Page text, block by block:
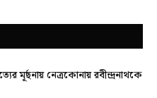
মূর্ছনায় নেত্রকোনায় রবীন্দ্রনাথকে